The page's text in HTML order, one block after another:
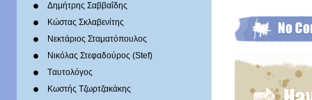
Δημήτρης Σαββαΐδης
Κώστας Σκλαβενίτης
Νεκτάριος Σταματόπουλος
Νικόλας Στεφαδούρος (Stef)
Tαυτολόγος
Κωστής Τζωρτζακάκης